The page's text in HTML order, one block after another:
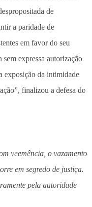
de
a paridade de
em favor do seu
expressa autorização
exposição da intimidade
finalizou a defesa do
veemência, o vazamento
em segredo de justiça.
pela autoridade